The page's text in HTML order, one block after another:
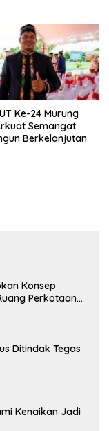
Ke-24 Murung
Semangat
Berkelanjutan
Konsep
Perkotaan
Ditindak Tegas
Kenaikan Jadi